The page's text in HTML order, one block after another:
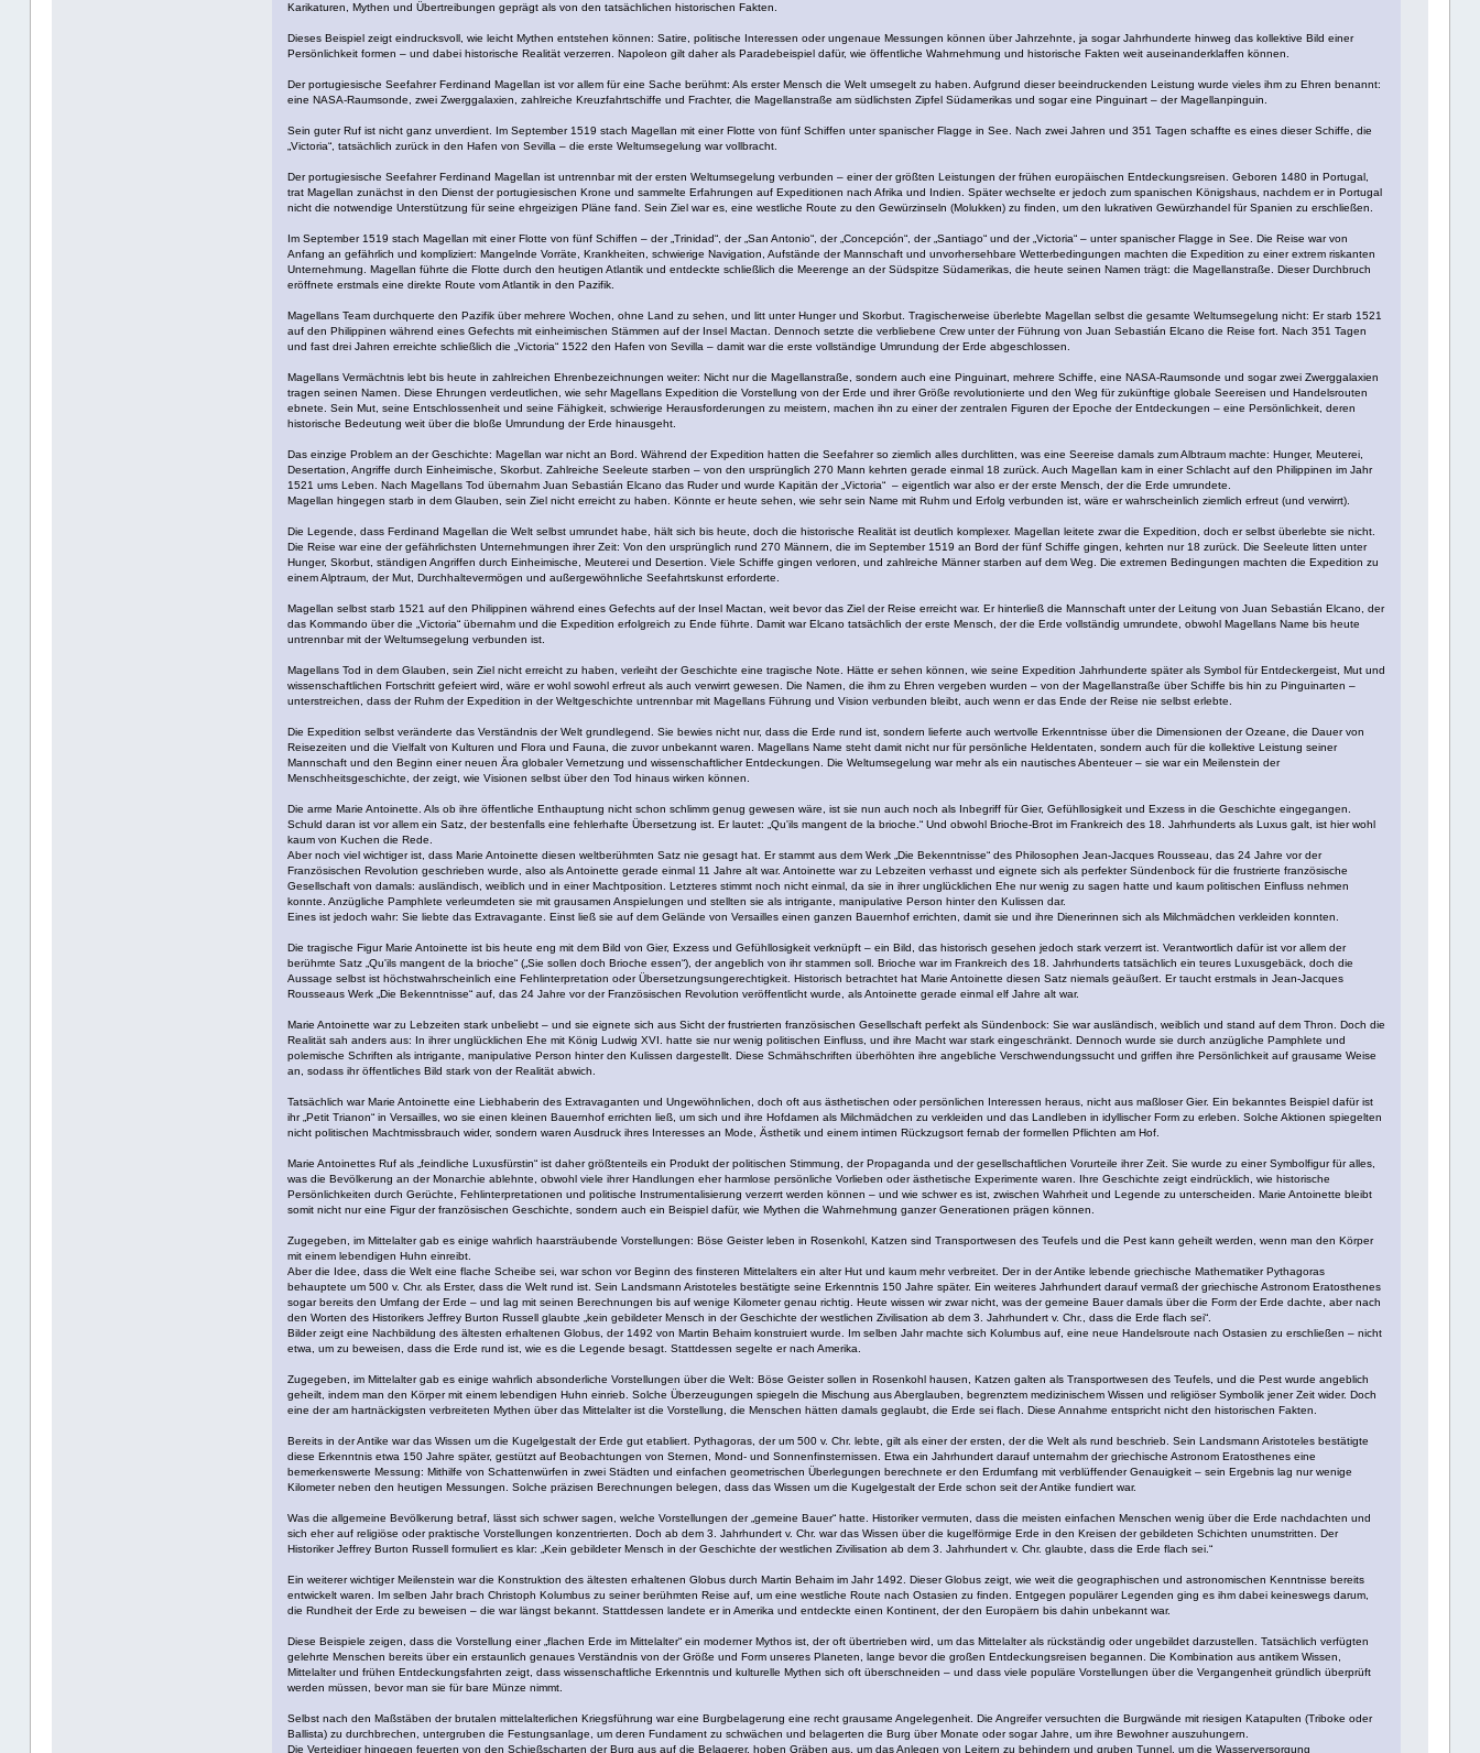
Karikaturen, Mythen und Übertreibungen geprägt als von den tatsächlichen historischen Fakten.
Dieses Beispiel zeigt eindrucksvoll, wie leicht Mythen entstehen können: Satire, politische Interessen oder ungenaue Messungen können über Jahrzehnte, ja sogar Jahrhunderte hinweg das kollektive Bild einer
Persönlichkeit formen – und dabei historische Realität verzerren. Napoleon gilt daher als Paradebeispiel dafür, wie öffentliche Wahrnehmung und historische Fakten weit auseinanderklaffen können.
Der portugiesische Seefahrer Ferdinand Magellan ist vor allem für eine Sache berühmt: Als erster Mensch die Welt umsegelt zu haben. Aufgrund dieser beeindruckenden Leistung wurde vieles ihm zu Ehren benannt:
eine NASA-Raumsonde, zwei Zwerggalaxien, zahlreiche Kreuzfahrtschiffe und Frachter, die Magellanstraße am südlichsten Zipfel Südamerikas und sogar eine Pinguinart – der Magellanpinguin.
Sein guter Ruf ist nicht ganz unverdient. Im September 1519 stach Magellan mit einer Flotte von fünf Schiffen unter spanischer Flagge in See. Nach zwei Jahren und 351 Tagen schaffte es eines dieser Schiffe, die
„Victoria“, tatsächlich zurück in den Hafen von Sevilla – die erste Weltumsegelung war vollbracht.
Der portugiesische Seefahrer Ferdinand Magellan ist untrennbar mit der ersten Weltumsegelung verbunden – einer der größten Leistungen der frühen europäischen Entdeckungsreisen. Geboren 1480 in Portugal,
trat Magellan zunächst in den Dienst der portugiesischen Krone und sammelte Erfahrungen auf Expeditionen nach Afrika und Indien. Später wechselte er jedoch zum spanischen Königshaus, nachdem er in Portugal
nicht die notwendige Unterstützung für seine ehrgeizigen Pläne fand. Sein Ziel war es, eine westliche Route zu den Gewürzinseln (Molukken) zu finden, um den lukrativen Gewürzhandel für Spanien zu erschließen.
Im September 1519 stach Magellan mit einer Flotte von fünf Schiffen – der „Trinidad“, der „San Antonio“, der „Concepción“, der „Santiago“ und der „Victoria“ – unter spanischer Flagge in See. Die Reise war von
Anfang an gefährlich und kompliziert: Mangelnde Vorräte, Krankheiten, schwierige Navigation, Aufstände der Mannschaft und unvorhersehbare Wetterbedingungen machten die Expedition zu einer extrem riskanten
Unternehmung. Magellan führte die Flotte durch den heutigen Atlantik und entdeckte schließlich die Meerenge an der Südspitze Südamerikas, die heute seinen Namen trägt: die Magellanstraße. Dieser Durchbruch
eröffnete erstmals eine direkte Route vom Atlantik in den Pazifik.
Magellans Team durchquerte den Pazifik über mehrere Wochen, ohne Land zu sehen, und litt unter Hunger und Skorbut. Tragischerweise überlebte Magellan selbst die gesamte Weltumsegelung nicht: Er starb 1521
auf den Philippinen während eines Gefechts mit einheimischen Stämmen auf der Insel Mactan. Dennoch setzte die verbliebene Crew unter der Führung von Juan Sebastián Elcano die Reise fort. Nach 351 Tagen
und fast drei Jahren erreichte schließlich die „Victoria“ 1522 den Hafen von Sevilla – damit war die erste vollständige Umrundung der Erde abgeschlossen.
Magellans Vermächtnis lebt bis heute in zahlreichen Ehrenbezeichnungen weiter: Nicht nur die Magellanstraße, sondern auch eine Pinguinart, mehrere Schiffe, eine NASA-Raumsonde und sogar zwei Zwerggalaxien
tragen seinen Namen. Diese Ehrungen verdeutlichen, wie sehr Magellans Expedition die Vorstellung von der Erde und ihrer Größe revolutionierte und den Weg für zukünftige globale Seereisen und Handelsrouten
ebnete. Sein Mut, seine Entschlossenheit und seine Fähigkeit, schwierige Herausforderungen zu meistern, machen ihn zu einer der zentralen Figuren der Epoche der Entdeckungen – eine Persönlichkeit, deren
historische Bedeutung weit über die bloße Umrundung der Erde hinausgeht.
Das einzige Problem an der Geschichte: Magellan war nicht an Bord. Während der Expedition hatten die Seefahrer so ziemlich alles durchlitten, was eine Seereise damals zum Albtraum machte: Hunger, Meuterei,
Desertation, Angriffe durch Einheimische, Skorbut. Zahlreiche Seeleute starben – von den ursprünglich 270 Mann kehrten gerade einmal 18 zurück. Auch Magellan kam in einer Schlacht auf den Philippinen im Jahr
1521 ums Leben. Nach Magellans Tod übernahm Juan Sebastián Elcano das Ruder und wurde Kapitän der „Victoria“ – eigentlich war also er der erste Mensch, der die Erde umrundete.
Magellan hingegen starb in dem Glauben, sein Ziel nicht erreicht zu haben. Könnte er heute sehen, wie sehr sein Name mit Ruhm und Erfolg verbunden ist, wäre er wahrscheinlich ziemlich erfreut (und verwirrt).
Die Legende, dass Ferdinand Magellan die Welt selbst umrundet habe, hält sich bis heute, doch die historische Realität ist deutlich komplexer. Magellan leitete zwar die Expedition, doch er selbst überlebte sie nicht.
Die Reise war eine der gefährlichsten Unternehmungen ihrer Zeit: Von den ursprünglich rund 270 Männern, die im September 1519 an Bord der fünf Schiffe gingen, kehrten nur 18 zurück. Die Seeleute litten unter
Hunger, Skorbut, ständigen Angriffen durch Einheimische, Meuterei und Desertion. Viele Schiffe gingen verloren, und zahlreiche Männer starben auf dem Weg. Die extremen Bedingungen machten die Expedition zu
einem Alptraum, der Mut, Durchhaltevermögen und außergewöhnliche Seefahrtskunst erforderte.
Magellan selbst starb 1521 auf den Philippinen während eines Gefechts auf der Insel Mactan, weit bevor das Ziel der Reise erreicht war. Er hinterließ die Mannschaft unter der Leitung von Juan Sebastián Elcano, der
das Kommando über die „Victoria“ übernahm und die Expedition erfolgreich zu Ende führte. Damit war Elcano tatsächlich der erste Mensch, der die Erde vollständig umrundete, obwohl Magellans Name bis heute
untrennbar mit der Weltumsegelung verbunden ist.
Magellans Tod in dem Glauben, sein Ziel nicht erreicht zu haben, verleiht der Geschichte eine tragische Note. Hätte er sehen können, wie seine Expedition Jahrhunderte später als Symbol für Entdeckergeist, Mut und
wissenschaftlichen Fortschritt gefeiert wird, wäre er wohl sowohl erfreut als auch verwirrt gewesen. Die Namen, die ihm zu Ehren vergeben wurden – von der Magellanstraße über Schiffe bis hin zu Pinguinarten –
unterstreichen, dass der Ruhm der Expedition in der Weltgeschichte untrennbar mit Magellans Führung und Vision verbunden bleibt, auch wenn er das Ende der Reise nie selbst erlebte.
Die Expedition selbst veränderte das Verständnis der Welt grundlegend. Sie bewies nicht nur, dass die Erde rund ist, sondern lieferte auch wertvolle Erkenntnisse über die Dimensionen der Ozeane, die Dauer von
Reisezeiten und die Vielfalt von Kulturen und Flora und Fauna, die zuvor unbekannt waren. Magellans Name steht damit nicht nur für persönliche Heldentaten, sondern auch für die kollektive Leistung seiner
Mannschaft und den Beginn einer neuen Ära globaler Vernetzung und wissenschaftlicher Entdeckungen. Die Weltumsegelung war mehr als ein nautisches Abenteuer – sie war ein Meilenstein der
Menschheitsgeschichte, der zeigt, wie Visionen selbst über den Tod hinaus wirken können.
Die arme Marie Antoinette. Als ob ihre öffentliche Enthauptung nicht schon schlimm genug gewesen wäre, ist sie nun auch noch als Inbegriff für Gier, Gefühllosigkeit und Exzess in die Geschichte eingegangen.
Schuld daran ist vor allem ein Satz, der bestenfalls eine fehlerhafte Übersetzung ist. Er lautet: „Qu'ils mangent de la brioche.“ Und obwohl Brioche-Brot im Frankreich des 18. Jahrhunderts als Luxus galt, ist hier wohl
kaum von Kuchen die Rede.
Aber noch viel wichtiger ist, dass Marie Antoinette diesen weltberühmten Satz nie gesagt hat. Er stammt aus dem Werk „Die Bekenntnisse“ des Philosophen Jean-Jacques Rousseau, das 24 Jahre vor der
Französischen Revolution geschrieben wurde, also als Antoinette gerade einmal 11 Jahre alt war. Antoinette war zu Lebzeiten verhasst und eignete sich als perfekter Sündenbock für die frustrierte französische
Gesellschaft von damals: ausländisch, weiblich und in einer Machtposition. Letzteres stimmt noch nicht einmal, da sie in ihrer unglücklichen Ehe nur wenig zu sagen hatte und kaum politischen Einfluss nehmen
konnte. Anzügliche Pamphlete verleumdeten sie mit grausamen Anspielungen und stellten sie als intrigante, manipulative Person hinter den Kulissen dar.
Eines ist jedoch wahr: Sie liebte das Extravagante. Einst ließ sie auf dem Gelände von Versailles einen ganzen Bauernhof errichten, damit sie und ihre Dienerinnen sich als Milchmädchen verkleiden konnten.
Die tragische Figur Marie Antoinette ist bis heute eng mit dem Bild von Gier, Exzess und Gefühllosigkeit verknüpft – ein Bild, das historisch gesehen jedoch stark verzerrt ist. Verantwortlich dafür ist vor allem der
berühmte Satz „Qu'ils mangent de la brioche“ („Sie sollen doch Brioche essen“), der angeblich von ihr stammen soll. Brioche war im Frankreich des 18. Jahrhunderts tatsächlich ein teures Luxusgebäck, doch die
Aussage selbst ist höchstwahrscheinlich eine Fehlinterpretation oder Übersetzungsungerechtigkeit. Historisch betrachtet hat Marie Antoinette diesen Satz niemals geäußert. Er taucht erstmals in Jean-Jacques
Rousseaus Werk „Die Bekenntnisse“ auf, das 24 Jahre vor der Französischen Revolution veröffentlicht wurde, als Antoinette gerade einmal elf Jahre alt war.
Marie Antoinette war zu Lebzeiten stark unbeliebt – und sie eignete sich aus Sicht der frustrierten französischen Gesellschaft perfekt als Sündenbock: Sie war ausländisch, weiblich und stand auf dem Thron. Doch die
Realität sah anders aus: In ihrer unglücklichen Ehe mit König Ludwig XVI. hatte sie nur wenig politischen Einfluss, und ihre Macht war stark eingeschränkt. Dennoch wurde sie durch anzügliche Pamphlete und
polemische Schriften als intrigante, manipulative Person hinter den Kulissen dargestellt. Diese Schmähschriften überhöhten ihre angebliche Verschwendungssucht und griffen ihre Persönlichkeit auf grausame Weise
an, sodass ihr öffentliches Bild stark von der Realität abwich.
Tatsächlich war Marie Antoinette eine Liebhaberin des Extravaganten und Ungewöhnlichen, doch oft aus ästhetischen oder persönlichen Interessen heraus, nicht aus maßloser Gier. Ein bekanntes Beispiel dafür ist
ihr „Petit Trianon“ in Versailles, wo sie einen kleinen Bauernhof errichten ließ, um sich und ihre Hofdamen als Milchmädchen zu verkleiden und das Landleben in idyllischer Form zu erleben. Solche Aktionen spiegelten
nicht politischen Machtmissbrauch wider, sondern waren Ausdruck ihres Interesses an Mode, Ästhetik und einem intimen Rückzugsort fernab der formellen Pflichten am Hof.
Marie Antoinettes Ruf als „feindliche Luxusfürstin“ ist daher größtenteils ein Produkt der politischen Stimmung, der Propaganda und der gesellschaftlichen Vorurteile ihrer Zeit. Sie wurde zu einer Symbolfigur für alles,
was die Bevölkerung an der Monarchie ablehnte, obwohl viele ihrer Handlungen eher harmlose persönliche Vorlieben oder ästhetische Experimente waren. Ihre Geschichte zeigt eindrücklich, wie historische
Persönlichkeiten durch Gerüchte, Fehlinterpretationen und politische Instrumentalisierung verzerrt werden können – und wie schwer es ist, zwischen Wahrheit und Legende zu unterscheiden. Marie Antoinette bleibt
somit nicht nur eine Figur der französischen Geschichte, sondern auch ein Beispiel dafür, wie Mythen die Wahrnehmung ganzer Generationen prägen können.
Zugegeben, im Mittelalter gab es einige wahrlich haarsträubende Vorstellungen: Böse Geister leben in Rosenkohl, Katzen sind Transportwesen des Teufels und die Pest kann geheilt werden, wenn man den Körper
mit einem lebendigen Huhn einreibt.
Aber die Idee, dass die Welt eine flache Scheibe sei, war schon vor Beginn des finsteren Mittelalters ein alter Hut und kaum mehr verbreitet. Der in der Antike lebende griechische Mathematiker Pythagoras
behauptete um 500 v. Chr. als Erster, dass die Welt rund ist. Sein Landsmann Aristoteles bestätigte seine Erkenntnis 150 Jahre später. Ein weiteres Jahrhundert darauf vermaß der griechische Astronom Eratosthenes
sogar bereits den Umfang der Erde – und lag mit seinen Berechnungen bis auf wenige Kilometer genau richtig. Heute wissen wir zwar nicht, was der gemeine Bauer damals über die Form der Erde dachte, aber nach
den Worten des Historikers Jeffrey Burton Russell glaubte „kein gebildeter Mensch in der Geschichte der westlichen Zivilisation ab dem 3. Jahrhundert v. Chr., dass die Erde flach sei“.
Bilder zeigt eine Nachbildung des ältesten erhaltenen Globus, der 1492 von Martin Behaim konstruiert wurde. Im selben Jahr machte sich Kolumbus auf, eine neue Handelsroute nach Ostasien zu erschließen – nicht
etwa, um zu beweisen, dass die Erde rund ist, wie es die Legende besagt. Stattdessen segelte er nach Amerika.
Zugegeben, im Mittelalter gab es einige wahrlich absonderliche Vorstellungen über die Welt: Böse Geister sollen in Rosenkohl hausen, Katzen galten als Transportwesen des Teufels, und die Pest wurde angeblich
geheilt, indem man den Körper mit einem lebendigen Huhn einrieb. Solche Überzeugungen spiegeln die Mischung aus Aberglauben, begrenztem medizinischem Wissen und religiöser Symbolik jener Zeit wider. Doch
eine der am hartnäckigsten verbreiteten Mythen über das Mittelalter ist die Vorstellung, die Menschen hätten damals geglaubt, die Erde sei flach. Diese Annahme entspricht nicht den historischen Fakten.
Bereits in der Antike war das Wissen um die Kugelgestalt der Erde gut etabliert. Pythagoras, der um 500 v. Chr. lebte, gilt als einer der ersten, der die Welt als rund beschrieb. Sein Landsmann Aristoteles bestätigte
diese Erkenntnis etwa 150 Jahre später, gestützt auf Beobachtungen von Sternen, Mond- und Sonnenfinsternissen. Etwa ein Jahrhundert darauf unternahm der griechische Astronom Eratosthenes eine
bemerkenswerte Messung: Mithilfe von Schattenwürfen in zwei Städten und einfachen geometrischen Überlegungen berechnete er den Erdumfang mit verblüffender Genauigkeit – sein Ergebnis lag nur wenige
Kilometer neben den heutigen Messungen. Solche präzisen Berechnungen belegen, dass das Wissen um die Kugelgestalt der Erde schon seit der Antike fundiert war.
Was die allgemeine Bevölkerung betraf, lässt sich schwer sagen, welche Vorstellungen der „gemeine Bauer“ hatte. Historiker vermuten, dass die meisten einfachen Menschen wenig über die Erde nachdachten und
sich eher auf religiöse oder praktische Vorstellungen konzentrierten. Doch ab dem 3. Jahrhundert v. Chr. war das Wissen über die kugelförmige Erde in den Kreisen der gebildeten Schichten unumstritten. Der
Historiker Jeffrey Burton Russell formuliert es klar: „Kein gebildeter Mensch in der Geschichte der westlichen Zivilisation ab dem 3. Jahrhundert v. Chr. glaubte, dass die Erde flach sei.“
Ein weiterer wichtiger Meilenstein war die Konstruktion des ältesten erhaltenen Globus durch Martin Behaim im Jahr 1492. Dieser Globus zeigt, wie weit die geographischen und astronomischen Kenntnisse bereits
entwickelt waren. Im selben Jahr brach Christoph Kolumbus zu seiner berühmten Reise auf, um eine westliche Route nach Ostasien zu finden. Entgegen populärer Legenden ging es ihm dabei keineswegs darum,
die Rundheit der Erde zu beweisen – die war längst bekannt. Stattdessen landete er in Amerika und entdeckte einen Kontinent, der den Europäern bis dahin unbekannt war.
Diese Beispiele zeigen, dass die Vorstellung einer „flachen Erde im Mittelalter“ ein moderner Mythos ist, der oft übertrieben wird, um das Mittelalter als rückständig oder ungebildet darzustellen. Tatsächlich verfügten
gelehrte Menschen bereits über ein erstaunlich genaues Verständnis von der Größe und Form unseres Planeten, lange bevor die großen Entdeckungsreisen begannen. Die Kombination aus antikem Wissen,
Mittelalter und frühen Entdeckungsfahrten zeigt, dass wissenschaftliche Erkenntnis und kulturelle Mythen sich oft überschneiden – und dass viele populäre Vorstellungen über die Vergangenheit gründlich überprüft
werden müssen, bevor man sie für bare Münze nimmt.
Selbst nach den Maßstäben der brutalen mittelalterlichen Kriegsführung war eine Burgbelagerung eine recht grausame Angelegenheit. Die Angreifer versuchten die Burgwände mit riesigen Katapulten (Triboke oder
Ballista) zu durchbrechen, untergruben die Festungsanlage, um deren Fundament zu schwächen und belagerten die Burg über Monate oder sogar Jahre, um ihre Bewohner auszuhungern.
Die Verteidiger hingegen feuerten von den Schießscharten der Burg aus auf die Belagerer, hoben Gräben aus, um das Anlegen von Leitern zu behindern und gruben Tunnel, um die Wasserversorgung